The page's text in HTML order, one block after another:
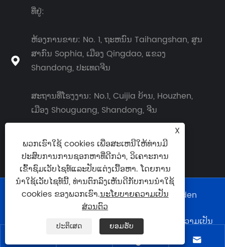

ທີ່ຢູ່:
ຫ້ອງການຂາຍ: No. 1​, ຖະ​ຫນົນ Taihangshan​, ສູນ​
ສາ​ກົນ Sophia​, ເມືອງ Qingdao​, ແຂວງ
Shandong​, ປະ​ເທດ​ຈີນ​
ສະຖານທີ່ໂຮງງານ: No.1, Cuijia ບ້ານ, Houzhen,
ເມືອງ Shouguang, Shandong, ຈີນ
ສະຫງວນລິຂະສິດ © 2026 Shouguang Golden
Chemical Co., Ltd.
Sitemap RSS | XML |
ນະໂຍບາຍຄວາມເປັນ
ສ່ວນຕົວ |

X
ພວກເຮົາໃຊ້ cookies ເພື່ອສະເຫນີໃຫ້ທ່ານມີ
ປະສົບການການຊອກຫາທີ່ດີກວ່າ, ວິເຄາະການ
ເຂົ້າຊົມເວັບໄຊທ໌ແລະປັບແຕ່ງເນື້ອຫາ. ໂດຍການ
ນໍາໃຊ້ເວັບໄຊທ໌ນີ້, ທ່ານຕົກລົງເຫັນດີກັບການນໍາໃຊ້
cookies ຂອງພວກເຮົາ.ນະໂຍບາຍຄວາມເປັນ
ສ່ວນຕົວ
ປະຕິເສດ ຍອມຮັບ